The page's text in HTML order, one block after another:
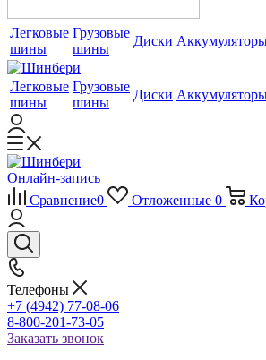
Легковые
шины
Грузовые
шины
Диски
Легковые
шины
Грузовые
шины
Диски
Онлайн-запись
Сравнение0 Отложенные 0
Телефоны
+7 (4942) 77-08-06
8-800-201-73-05
Заказать звонок